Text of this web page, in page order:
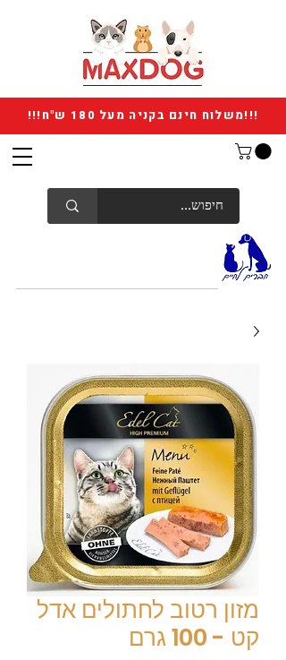
!!!משלוח חינם בקניה מעל 180 ש"ח!!!
מזון רטוב לחתולים אדל
קט - 100 גרם